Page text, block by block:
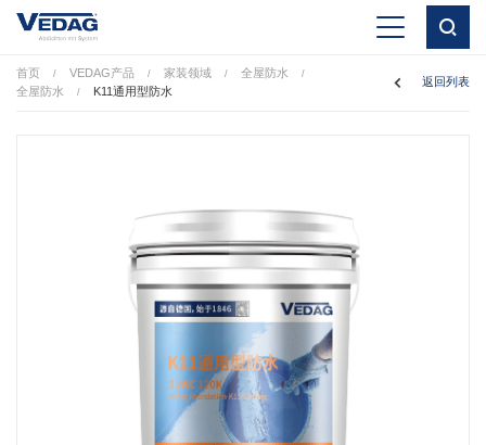
首页 / VEDAG产品 / 家装领域 / 全屋防水 /
全屋防水 / K11通用型防水
返回列表